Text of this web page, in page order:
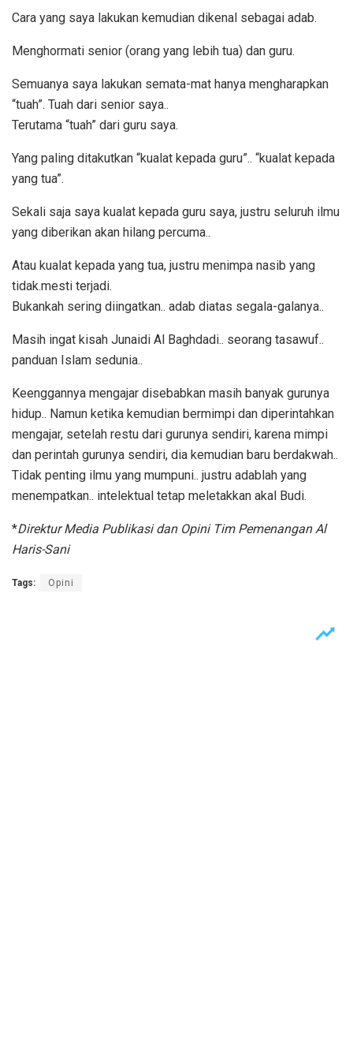
Cara yang saya lakukan kemudian dikenal sebagai adab.
Menghormati senior (orang yang lebih tua) dan guru.
Semuanya saya lakukan semata-mat hanya mengharapkan
“tuah”. Tuah dari senior saya..
Terutama “tuah” dari guru saya.
Yang paling ditakutkan “kualat kepada guru”.. “kualat kepada
yang tua”.
Sekali saja saya kualat kepada guru saya, justru seluruh ilmu
yang diberikan akan hilang percuma..
Atau kualat kepada yang tua, justru menimpa nasib yang
tidak.mesti terjadi.
Bukankah sering diingatkan.. adab diatas segala-galanya..
Masih ingat kisah Junaidi Al Baghdadi.. seorang tasawuf..
panduan Islam sedunia..
Keenggannya mengajar disebabkan masih banyak gurunya
hidup.. Namun ketika kemudian bermimpi dan diperintahkan
mengajar, setelah restu dari gurunya sendiri, karena mimpi
dan perintah gurunya sendiri, dia kemudian baru berdakwah..
Tidak penting ilmu yang mumpuni.. justru adablah yang
menempatkan.. intelektual tetap meletakkan akal Budi.
*Direktur Media Publikasi dan Opini Tim Pemenangan Al
Haris-Sani
Tags: Opini